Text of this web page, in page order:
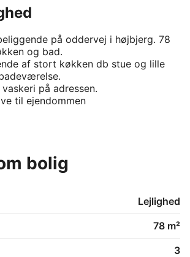
på oddervej i højbjerg. 78
og bad.
af stort køkken db stue og lille
på adressen.
til ejendommen
bolig
Lejlighed
78 m²
3